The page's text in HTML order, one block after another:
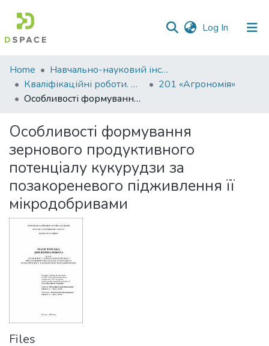
Log In (current)
Communities
&
Collections
Statistics
Home
Навчально-науковий інститут агротехнологій, селекції та екології
Кваліфікаційні роботи. ННІ агротехнологій, селекції та екології
201 «Агрономія»
Особливості формування зернового продуктивного потенціалу кукурудзи за позакореневого підживлення її мікродобривами
Особливості формування
зернового продуктивного
потенціалу кукурудзи за
позакореневого підживлення її
мікродобривами
Files